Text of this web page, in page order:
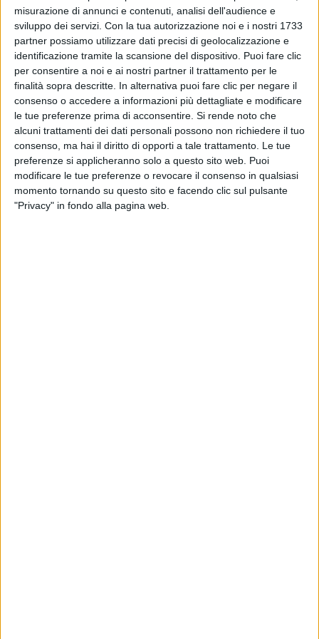
misurazione di annunci e contenuti, analisi dell'audience e
sviluppo dei servizi. Con la tua autorizzazione noi e i nostri 1733
partner possiamo utilizzare dati precisi di geolocalizzazione e
identificazione tramite la scansione del dispositivo. Puoi fare clic
per consentire a noi e ai nostri partner il trattamento per le
finalità sopra descritte. In alternativa puoi fare clic per negare il
consenso o accedere a informazioni più dettagliate e modificare
le tue preferenze prima di acconsentire. Si rende noto che
alcuni trattamenti dei dati personali possono non richiedere il tuo
consenso, ma hai il diritto di opporti a tale trattamento. Le tue
preferenze si applicheranno solo a questo sito web. Puoi
modificare le tue preferenze o revocare il consenso in qualsiasi
momento tornando su questo sito e facendo clic sul pulsante
"Privacy" in fondo alla pagina web.
Visualizza questo post su Instagram